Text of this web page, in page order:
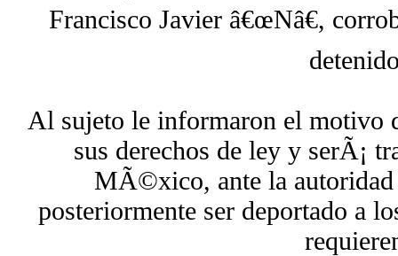
Francisco Javier â€œNâ€,
Al sujeto le informaron el motivo
sus derechos de ley y serÃ¡
MÃ©xico, ante la autoridad
posteriormente ser deportado a